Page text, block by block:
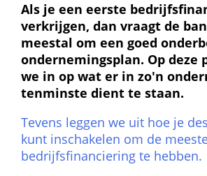
Als je een eerste
verkrijgen, dan vraagt de
meestal om een goed
ondernemingsplan. Op deze
we in op wat er in zo'n
tenminste dient te staan.
Tevens leggen we uit hoe je
kunt inschakelen om de
bedrijfsfinanciering te hebben.